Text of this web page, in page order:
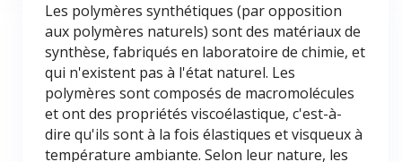
Les polymères synthétiques (par opposition
aux polymères naturels) sont des matériaux de
synthèse, fabriqués en laboratoire de chimie, et
qui n'existent pas à l'état naturel. Les
polymères sont composés de macromolécules
et ont des propriétés viscoélastique, c'est-à-
dire qu'ils sont à la fois élastiques et visqueux à
température ambiante. Selon leur nature, les